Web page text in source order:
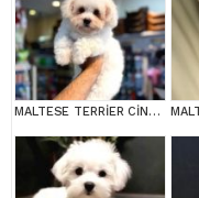
MALTESE TERRİER CİNSİ YAVRULAR